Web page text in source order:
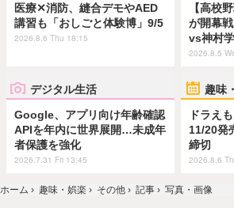
医療✕消防、縫合デモやAED
講習も「おしごと体験博」9/5
2026.8.6 Thu 18:15
【高校
が開幕
vs神村
2026.8.5
デジタル生活
Google、アプリ向け年齢確認
APIを年内に世界展開…未成年
者保護を強化
2026.7.31 Fri 13:45
趣味
ドラえ
11/20発
締切
2026.8.6
ホーム › 趣味・娯楽 › その他 › 記事 › 写真・画像